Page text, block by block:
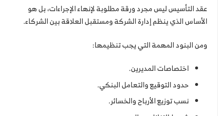
عقد التأسيس ليس مجرد ورقة مطلوبة لإنهاء الإجراءات، بل هو
الأساس الذي ينظم إدارة الشركة ومستقبل العلاقة بين الشركاء.
ومن البنود المهمة التي يجب تنظيمها:
اختصاصات المديرين.
حدود التوقيع والتعامل البنكي.
نسب توزيع الأرباح والخسائر.